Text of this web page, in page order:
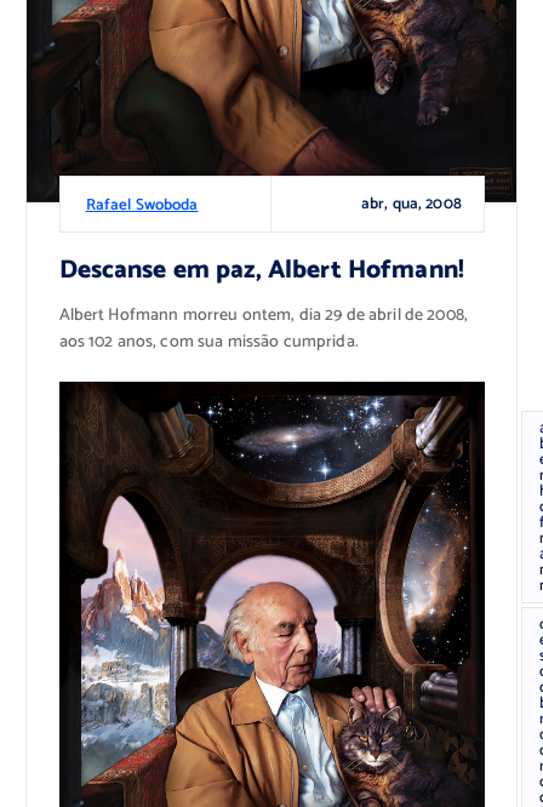
Rafael Swoboda abr, qua, 2008
Descanse em paz, Albert Hofmann!
Albert Hofmann morreu ontem, dia 29 de abril de 2008,
aos 102 anos, com sua missão cumprida.
f
r